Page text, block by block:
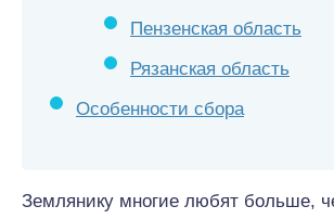
Пензенская область
Рязанская область
Особенности сбора
Землянику многие любят больше,